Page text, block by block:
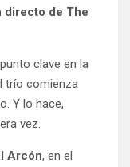
directo de The
clave en la
trío comienza
Y lo hace,
vez.
Arcón, en el